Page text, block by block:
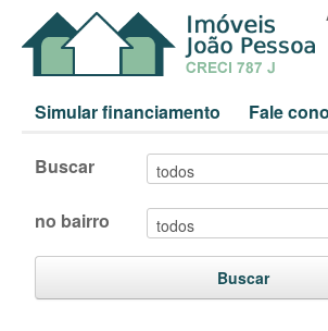
Simular financiamento Fale
Buscar
no bairro
Buscar